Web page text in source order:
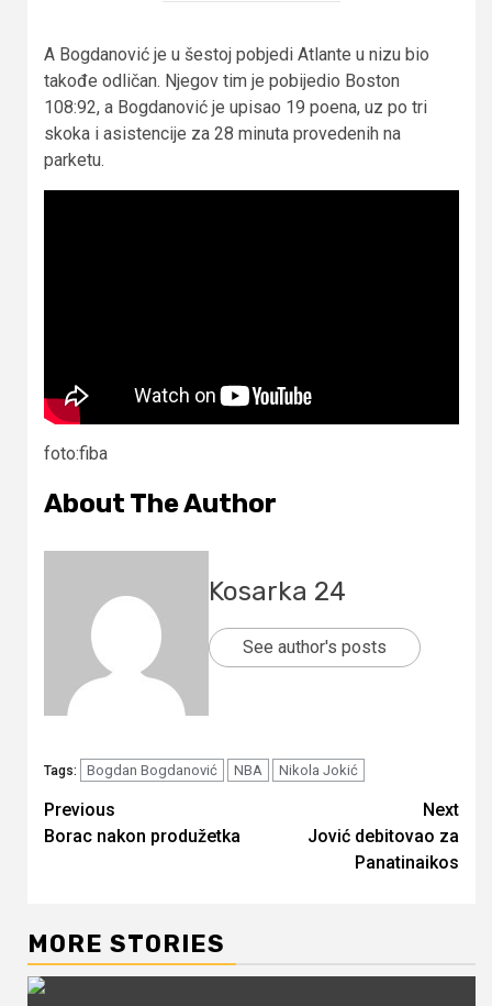
A Bogdanović je u šestoj pobjedi Atlante u nizu bio
takođe odličan. Njegov tim je pobijedio Boston
108:92, a Bogdanović je upisao 19 poena, uz po tri
skoka i asistencije za 28 minuta provedenih na
parketu.
foto:fiba
About The Author
Kosarka 24
See author's posts
Tags: Bogdan Bogdanović NBA Nikola Jokić
Continue
Reading
Previous
Borac nakon produžetka
Next
Jović debitovao za
Panatinaikos
MORE STORIES